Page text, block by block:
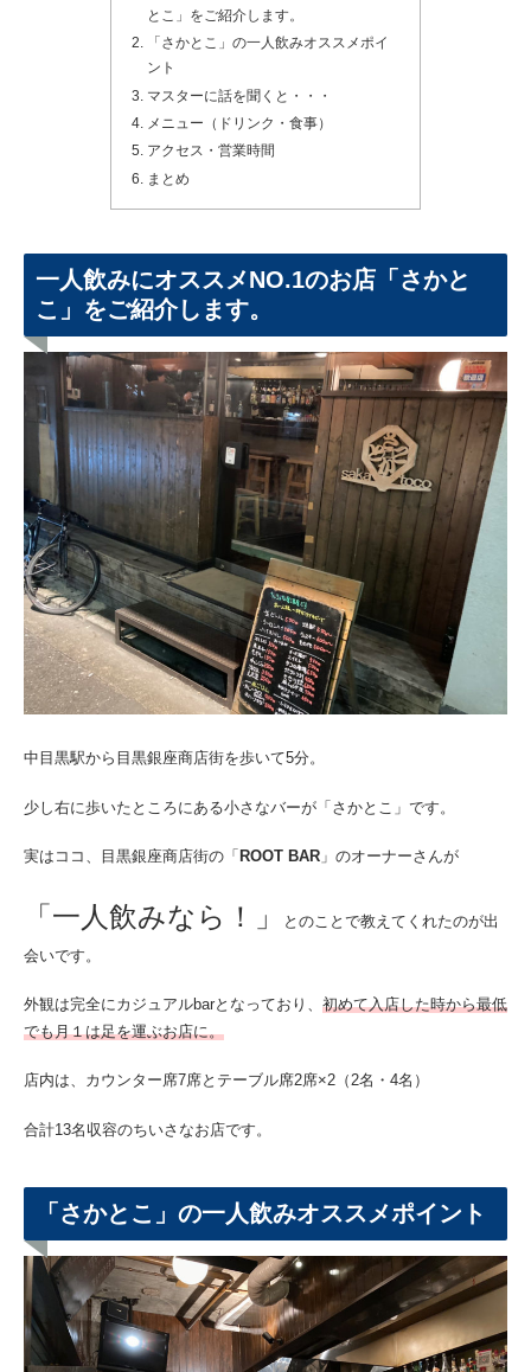
とこ」をご紹介します。
「さかとこ」の一人飲みオススメポイ
ント
マスターに話を聞くと・・・
メニュー（ドリンク・食事）
アクセス・営業時間
まとめ
一人飲みにオススメNO.1のお店「さかと
こ」をご紹介します。
中目黒駅から目黒銀座商店街を歩いて5分。
少し右に歩いたところにある小さなバーが「さかとこ」です。
実はココ、目黒銀座商店街の「 ROOT BAR 」のオーナーさんが
「一人飲みなら ！ 」
とのことで教えてくれたのが出
会いです。
外観は完全にカジュアルbarとなっており、 初めて入店した時から最低
でも月１は足を運ぶお店に。
店内は、カウンター席7席とテーブル席2席×2（2名・4名）
合計13名収容のちいさなお店です。
「さかとこ」の一人飲みオススメポイント